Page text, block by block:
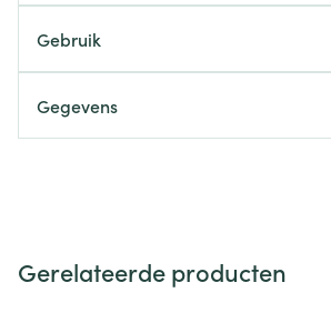
Gebruik
Gegevens
Merken Natural Energy
Gerelateerde producten